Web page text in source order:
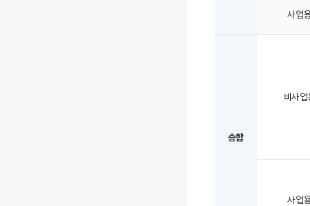
사업
승합
비사업
사업